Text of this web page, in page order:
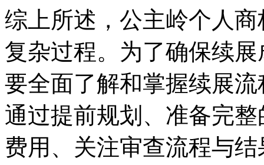
综上所述，公主岭个人
复杂过程。为了确保续
要全面了解和掌握续展
通过提前规划、准备完
费用、关注审查流程与